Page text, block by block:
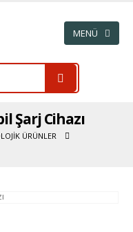
Şarj Cihazı
ÜRÜNLER